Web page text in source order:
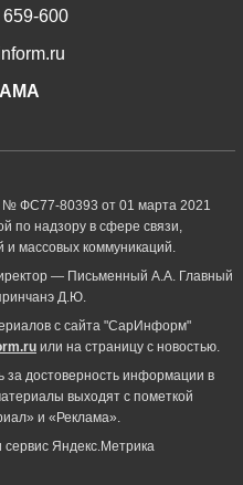
600
ФС77-80393 от 01 марта 2021
по надзору в сфере связи,
массовых коммуникаций.
— Письменный А.А. Главный
Д.Ю.
с сайта "СарИнформ"
или на страницу с новостью.
за достоверность информации в
выходят с пометкой
и «Реклама».
Яндекс.Метрика